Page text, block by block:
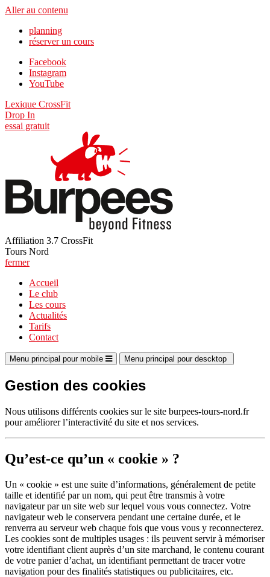
Aller au contenu
planning
réserver un cours
Facebook
Instagram
YouTube
Lexique CrossFit
Drop In
essai gratuit
Affiliation 3.7 CrossFit
Tours Nord
fermer
Accueil
Le club
Les cours
Actualités
Tarifs
Contact
Menu principal pour mobile Menu principal pour descktop
Gestion des cookies
Nous utilisons différents cookies sur le site burpees-tours-nord.fr
pour améliorer l’interactivité du site et nos services.
Qu’est-ce qu’un « cookie » ?
Un « cookie » est une suite d’informations, généralement de petite
taille et identifié par un nom, qui peut être transmis à votre
navigateur par un site web sur lequel vous vous connectez. Votre
navigateur web le conservera pendant une certaine durée, et le
renverra au serveur web chaque fois que vous vous y reconnecterez.
Les cookies sont de multiples usages : ils peuvent servir à mémoriser
votre identifiant client auprès d’un site marchand, le contenu courant
de votre panier d’achat, un identifiant permettant de tracer votre
navigation pour des finalités statistiques ou publicitaires, etc.